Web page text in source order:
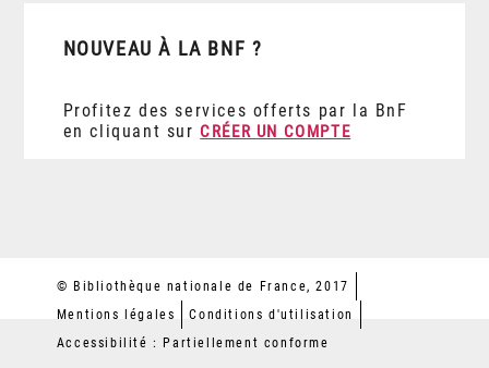
NOUVEAU À LA BNF ?
Profitez des services offerts par la BnF
en cliquant sur CRÉER UN COMPTE
© Bibliothèque nationale de France, 2017
Mentions légales
Conditions d'utilisation
Accessibilité : Partiellement conforme